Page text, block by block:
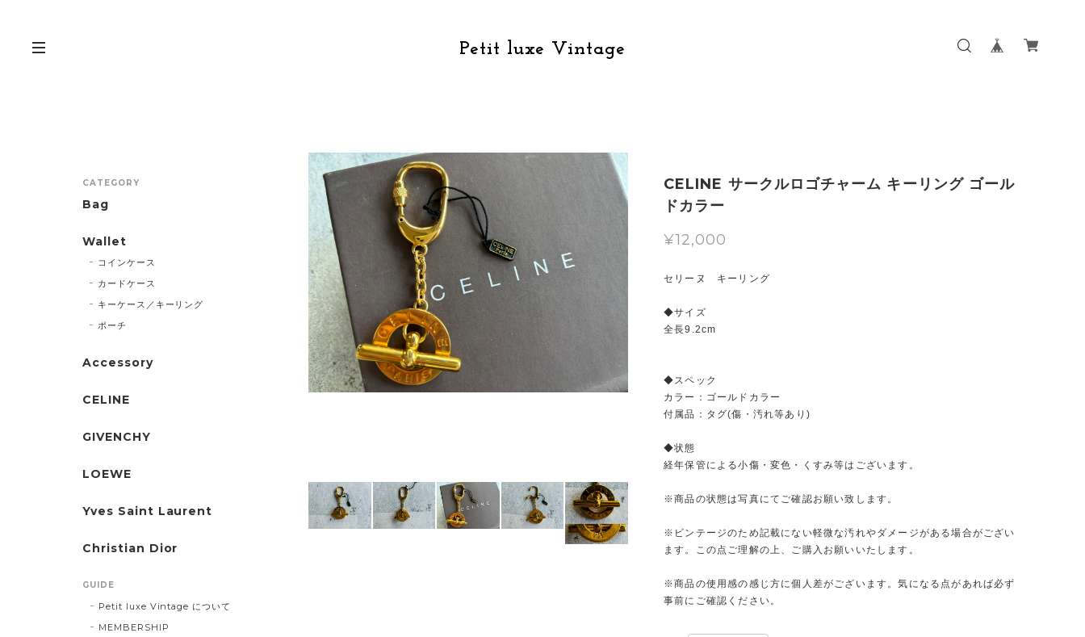
Petit luxe Vintage
CELINE サークルロゴチャーム キーリング ゴール
ドカラー
¥12,000
セリーヌ キーリング
◆サイズ
全長9.2cm
◆スペック
カラー：ゴールドカラー
付属品：タグ(傷・汚れ等あり)
◆状態
経年保管による小傷・変色・くすみ等はございます。
※商品の状態は写真にてご確認お願い致します。
※ビンテージのため記載にない軽微な汚れやダメージがある場合がござい
ます。この点ご理解の上、ご購入お願いいたします。
※商品の使用感の感じ方に個人差がございます。気になる点があれば必ず
事前にご確認ください。
CATEGORY
Bag
Wallet
コインケース
カードケース
キーケース／キーリング
ポーチ
Accessory
CELINE
GIVENCHY
LOEWE
Yves Saint Laurent
Christian Dior
GUIDE
Petit luxe Vintage について
MEMBERSHIP